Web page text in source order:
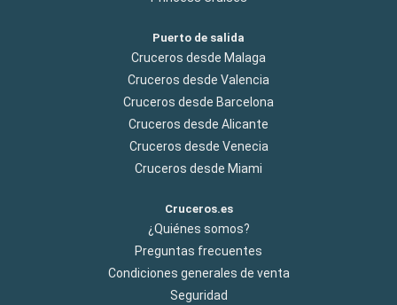
Puerto de salida
Cruceros desde Malaga
Cruceros desde Valencia
Cruceros desde Barcelona
Cruceros desde Alicante
Cruceros desde Venecia
Cruceros desde Miami
Cruceros.es
¿Quiénes somos?
Preguntas frecuentes
Condiciones generales de venta
Seguridad